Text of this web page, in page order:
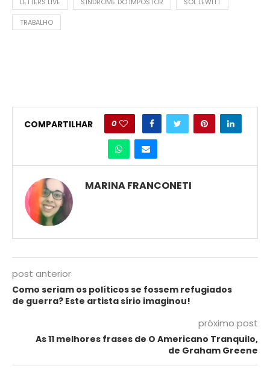
TRABALHO
COMPARTILHAR 0
MARINA FRANCONETI
post anterior
Como seriam os políticos se fossem refugiados
de guerra? Este artista sírio imaginou!
próximo post
As 11 melhores frases de O Americano Tranquilo,
de Graham Greene